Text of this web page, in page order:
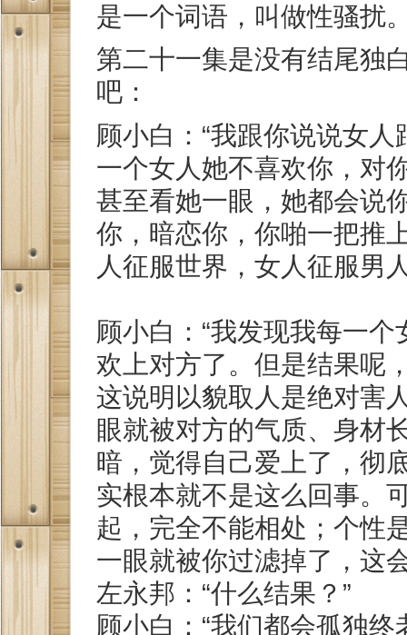
是一个词语，叫做性骚扰
第二十一集是没有结尾独
吧：
顾小白：“我跟你说说女
一个女人她不喜欢你，对
甚至看她一眼，她都会说
你，暗恋你，你啪一把推
人征服世界，女人征服男
顾小白：“我发现我每一
欢上对方了。但是结果呢
这说明以貌取人是绝对害
眼就被对方的气质、身材
暗，觉得自己爱上了，彻
实根本就不是这么回事。
起，完全不能相处；个性
一眼就被你过滤掉了，这
左永邦：“什么结果？”
顾小白：“我们都会孤独终